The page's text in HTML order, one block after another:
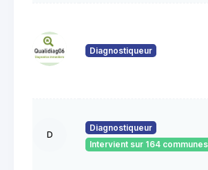
Diagnostiqueur
D
Diagnostiqueur
Intervient sur 164 communes